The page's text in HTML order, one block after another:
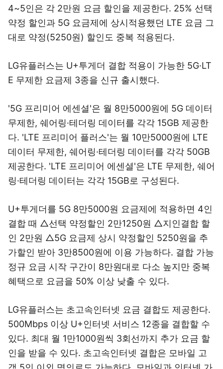
4~5인은 각 2만원 요금 할인을 제공한다. 25% 선택
약정 할인과 5G 요금제에 상시적용했던 LTE 요금 그
대로 약정(5250원) 할인도 중복 적용된다.
LG유플러스는 U+투게더 결합 적용이 가능한 5G·LT
E 무제한 요금제 3종을 신규 출시했다.
'5G 프리미어 에센셜'은 월 8만5000원에 5G 데이터
무제한, 쉐어링·테더링 데이터를 각각 15GB 제공한
다. 'LTE 프리미어 플러스'는 월 10만5000원에 LTE
데이터 무제한, 쉐어링·테더링 데이터를 각각 50GB
제공한다. 'LTE 프리미어 에센셜'은 LTE 무제한, 쉐어
링·테더링 데이터는 각각 15GB로 구성된다.
U+투게더를 5G 8만5000원 요금제에 적용하면 4인
결합 때 △선택 약정할인 2만1250원 △지인결합 할
인 2만원 △5G 요금제 상시 약정할인 5250원을 추
가할인 받아 3만8500원에 이용 가능하다. 결합 가능
정규 요금 시작 구간이 8만원대로 다소 높지만 중복
혜택으로 요금을 50% 이상 낮출 수 있다.
LG유플러스는 초고속인터넷 요금 결합도 제공한다.
500Mbps 이상 U+인터넷 서비스 12종을 결합할 수
있다. 최대 월 1만1000원씩 3회선까지 추가 요금 할
인을 받을 수 있다. 초고속인터넷 결합은 모바일 고